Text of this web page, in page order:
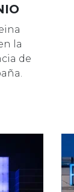
la
de